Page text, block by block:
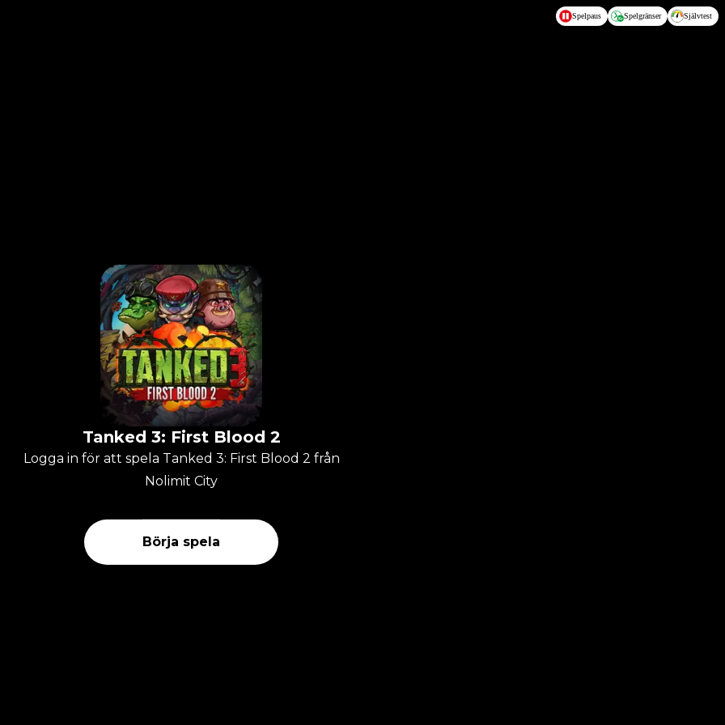
Spelpaus Spelgränser Självtest
Tanked 3: First Blood 2
Logga in för att spela Tanked 3: First Blood 2 från
Nolimit City
Börja spela